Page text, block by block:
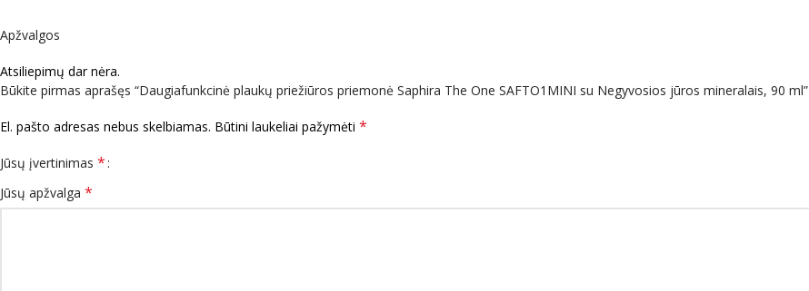
Apžvalgos
Atsiliepimų dar nėra.
Būkite pirmas aprašęs “Daugiafunkcinė plaukų priežiūros priemonė Saphira The One SAFTO1MINI su Negyvosios jūros mineralais, 90 ml”
El. pašto adresas nebus skelbiamas. Būtini laukeliai pažymėti *
Jūsų įvertinimas *
Jūsų apžvalga *